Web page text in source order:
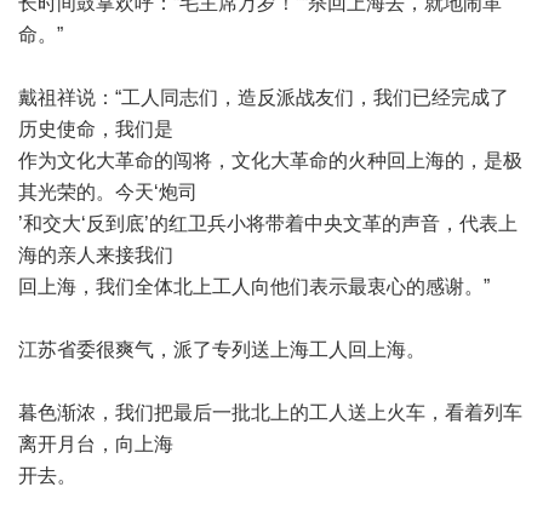
命。 ”
戴祖祥说： “工人同志们，造反派战友们，我们已经完成了
历史使命，我们是
作为文化大革命的闯将，文化大革命的火种回上海的，是极
其光荣的。今天‘炮司
’和交大‘反到底’的红卫兵小将带着中央文革的声音，代表上
海的亲人来接我们
回上海，我们全体北上工人向他们表示最衷心的感谢。 ”
江苏省委很爽气，派了专列送上海工人回上海。
暮色渐浓，我们把最后一批北上的工人送上火车，看着列车
离开月台，向上海
开去。